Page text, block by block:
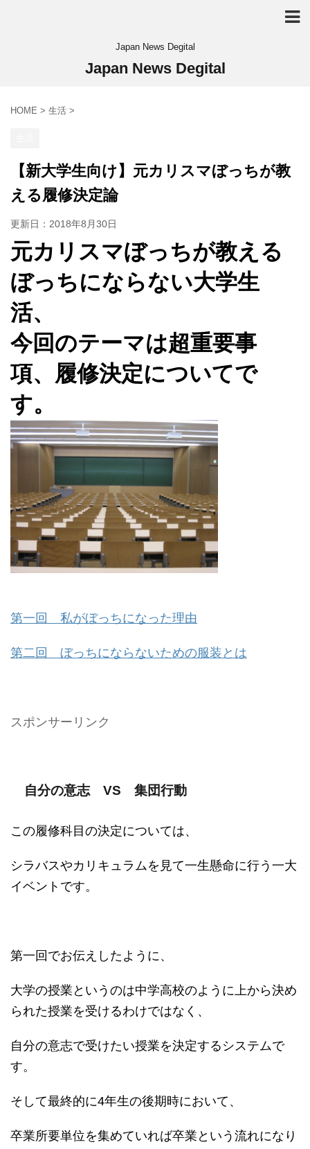
Japan News Degital
Japan News Degital
HOME > 生活 >
【新大学生向け】元カリスマぼっちが教
える履修決定論
更新日： 2018年8月30日
元カリスマぼっちが教える
ぼっちにならない大学生
活、
今回のテーマは超重要事
項、履修決定についてで
す。
第一回 私がぼっちになった理由
第二回 ぼっちにならないための服装とは
スポンサーリンク
自分の意志 VS 集団行動
この履修科目の決定については、
シラバスやカリキュラムを見て一生懸命に行う一大
イベントです。
第一回でお伝えしたように、
大学の授業というのは中学高校のように上から決め
られた授業を受けるわけではなく、
自分の意志で受けたい授業を決定するシステムで
す。
そして最終的に4年生の後期時において、
卒業所要単位を集めていれば卒業という流れになり